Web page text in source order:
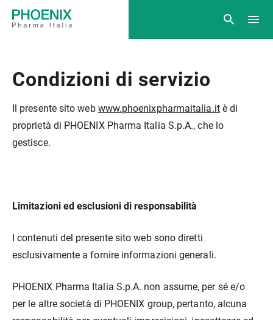
Condizioni di servizio
Il presente sito web www.phoenixpharmaitalia.itè di
proprietà di PHOENIX Pharma Italia S.p.A., che lo
gestisce.
Limitazioni ed esclusioni di responsabilità
I contenuti del presente sito web sono diretti
esclusivamente a fornire informazioni generali.
PHOENIX Pharma Italia S.p.A. non assume, per sé e/o
per le altre società di PHOENIX group, pertanto, alcuna